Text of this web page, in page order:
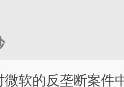
微软的反垄断案件